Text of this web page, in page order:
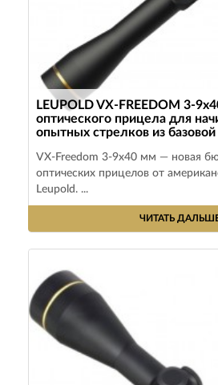
LEUPOLD VX-FREEDOM 3-
оптического прицела для
опытных стрелков из
VX-Freedom 3-9х40 мм — новая
оптических прицелов от
Leupold. ...
ЧИТАТЬ